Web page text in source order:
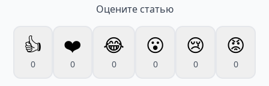
Оцените статью
👍
0
❤️
0
😂
0
😮
0
😢
0
😡
0